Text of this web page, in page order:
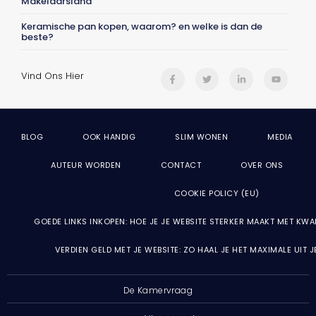
Keramische pan kopen, waarom? en welke is dan de
beste?
Vind Ons Hier
BLOG OOK HANDIG SLIM WONEN MEDIA
AUTEUR WORDEN CONTACT OVER ONS
COOKIE POLICY (EU)
GOEDE LINKS INKOPEN: HOE JE JE WEBSITE STERKER MAAKT MET
VERDIEN GELD MET JE WEBSITE: ZO HAAL JE HET MAXIMALE UIT
De Kamervraag